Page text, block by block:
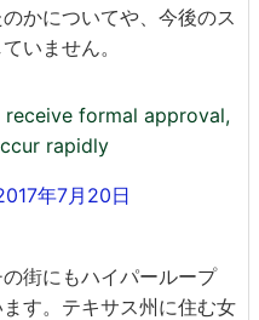
かについてや、今後のス
いません。
formal approval,
rapidly
年7月20日
街にもハイパーループ
す。テキサス州に住む女